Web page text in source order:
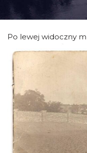
Po lewej widoczny